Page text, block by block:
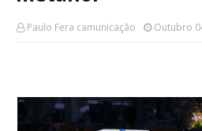
Paulo Fera camunicação Outubro